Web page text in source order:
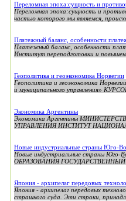
Переломная эпоха:сущность и
Переломная эпоха:сущность и
частью которого мы являемся,
Платежный баланс, особенности
Платежный баланс, особенности
Институт переподготовки и
Геополитика и геоэкономика Норвегии
Геополитика и геоэкономика
и муниципального управления»
Экономика Аргентины
Экономика Аргентины
УПРАВЛЕНИЯ ИНСТИТУТ
Новые индустриальные страны
ОБРАЗОВАНИЯ
Япония - архипелаг передовых
Япония - архипелаг передовых
страшного суда. Эти строки,